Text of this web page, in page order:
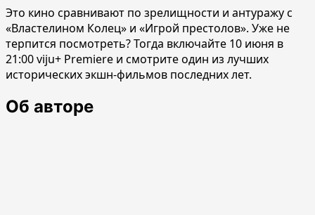
Это кино сравнивают по зрелищности и антуражу с
«Властелином Колец» и «Игрой престолов». Уже не
терпится посмотреть? Тогда включайте 10 июня в
21:00 viju+ Premiere и смотрите один из лучших
исторических экшн-фильмов последних лет.
Об авторе